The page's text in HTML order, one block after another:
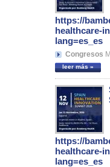
https://
healthcare-
lang=es_es
Congresos
leer más »
https://
healthcare-
lang=es_es